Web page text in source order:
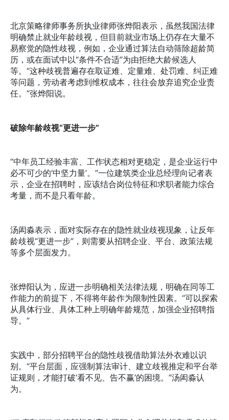
北京策略律师事务所执业律师张烨阳表示，虽然我国法律
明确禁止就业年龄歧视，但目前就业市场上仍存在大量不
易察觉的隐性歧视，例如，企业通过算法自动筛除超龄简
历，或在面试中以“条件不合适”为由拒绝大龄候选人
等。“这种歧视普遍存在取证难、定量难、处罚难、纠正难
等问题，劳动者考虑到维权成本，往往会放弃追究企业责
任。”张烨阳说。
破除年龄歧视“更进一步”
“中年员工经验丰富、工作状态相对更稳定，是企业运行中
必不可少的‘中坚力量’。”一位建筑类企业总经理向记者表
示，企业在招聘时，应该结合岗位特征和求职者能力综合
考量，而不是只看年龄。
汤闳淼表示，面对实际存在的隐性就业歧视现象，让反年
龄歧视“更进一步”，则需要从招聘企业、平台、政策法规
等多个层面发力。
张烨阳认为，应进一步明确相关法律法规，明确在同等工
作能力的前提下，不得将年龄作为限制性因素。“可以探索
从具体行业、具体工种上明确年龄规范，加强企业招聘指
导。”
实践中，部分招聘平台的隐性歧视借助算法外衣难以识
别。“平台层面，应强制算法审计、建立歧视推定和平台举
证规则，才能打破‘看不见、告不赢’的困境。”汤闳淼认
为。